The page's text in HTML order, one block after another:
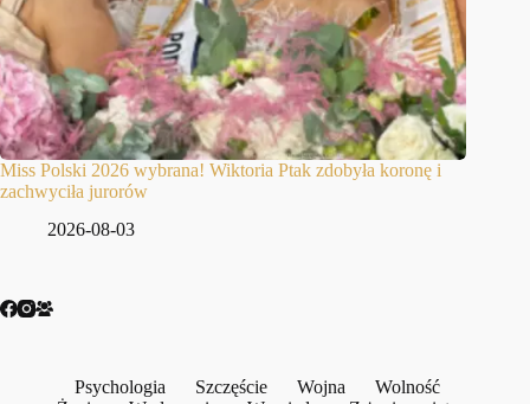
Miss Polski 2026 wybrana! Wiktoria Ptak zdobyła koronę i
zachwyciła jurorów
2026-08-03
Psychologia Szczęście Wojna
Wolność